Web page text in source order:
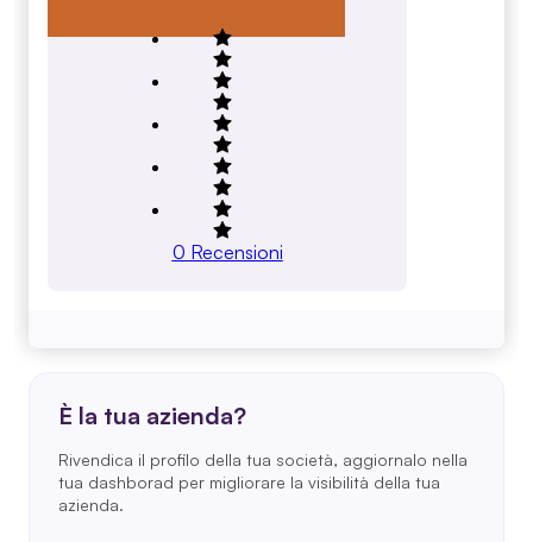
0 Recensioni
È la tua azienda?
Rivendica il profilo della tua società, aggiornalo nella
tua dashborad per migliorare la visibilità della tua
azienda.